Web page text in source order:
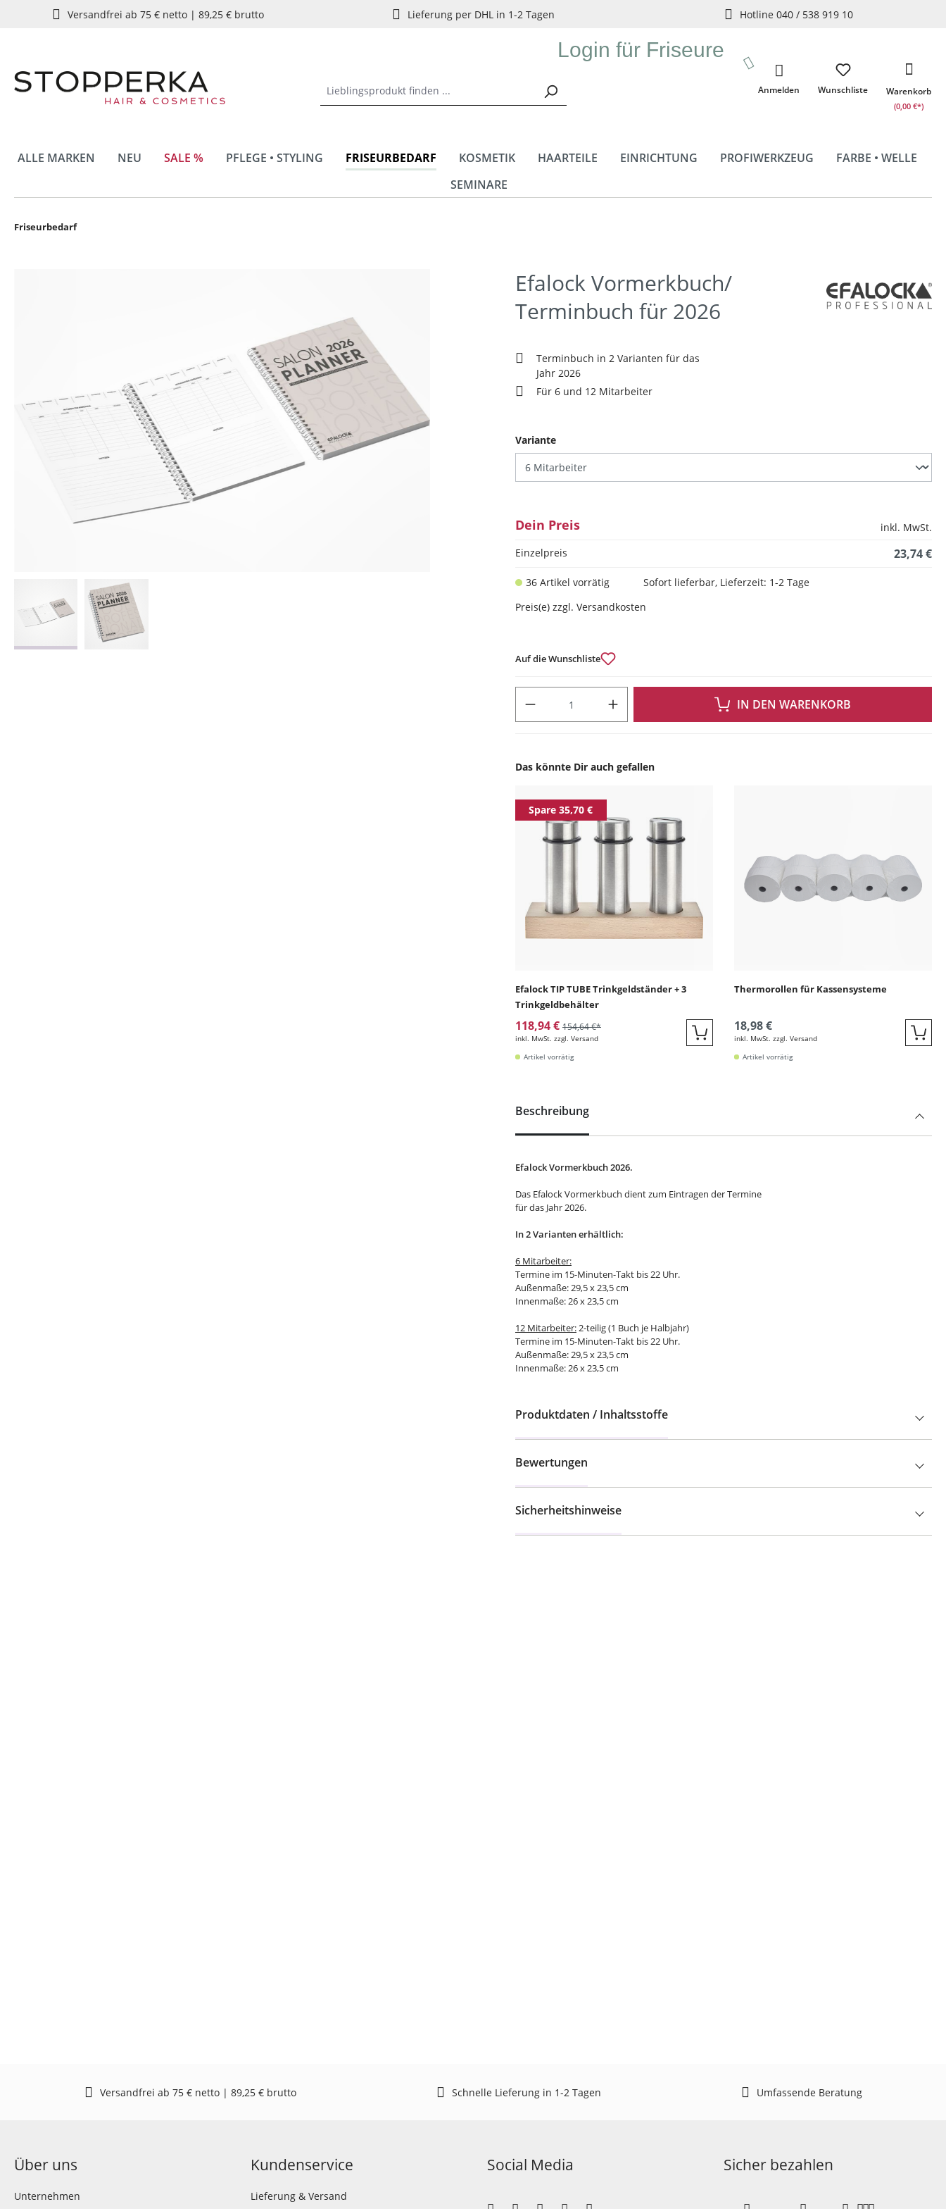
Zur Hauptnavigation springen
Versandfrei ab 75 € netto | 89,25 € brutto Lieferung per DHL in 1-2 Tagen Hotline 040 / 538 919 10
Login für Friseure
Wunschliste
Anmelden Warenkorb
(0,00 €*)
ALLE MARKEN NEU SALE % PFLEGE • STYLING FRISEURBEDARF KOSMETIK HAARTEILE EINRICHTUNG PROFIWERKZEUG
FARBE • WELLE
SEMINARE
Friseurbedarf
Efalock Vormerkbuch/
Terminbuch für 2026
Terminbuch in 2 Varianten für das
Jahr 2026
Für 6 und 12 Mitarbeiter
Varianteauswählen
Dein Preis
inkl. MwSt.
Einzelpreis
23,74 €
36 Artikel vorrätig
Sofort lieferbar, Lieferzeit: 1-2 Tage
Preis(e) zzgl. Versandkosten
Auf die Wunschliste
IN DEN WARENKORB
Das könnte Dir auch gefallen
Spare 35,70 €
Efalock TIP TUBE Trinkgeldständer + 3
Trinkgeldbehälter
118,94 € 154,64 €*
inkl. MwSt. zzgl. Versand Quickbuy
Artikel vorrätig
Thermorollen für Kassensysteme
18,98 €
inkl. MwSt. zzgl. Versand
Artikel vorrätig
Beschreibung
Efalock Vormerkbuch 2026.
Das Efalock Vormerkbuch dient zum Eintragen der Termine
für das Jahr 2026.
In 2 Varianten erhältlich:
6 Mitarbeiter:
Termine im 15-Minuten-Takt bis 22 Uhr.
Außenmaße: 29,5 x 23,5 cm
Innenmaße: 26 x 23,5 cm
12 Mitarbeiter:2-teilig (1 Buch je Halbjahr)
Termine im 15-Minuten-Takt bis 22 Uhr.
Außenmaße: 29,5 x 23,5 cm
Innenmaße: 26 x 23,5 cm
Produktdaten / Inhaltsstoffe
Bewertungen
Sicherheitshinweise
Versandfrei ab 75 € netto | 89,25 € brutto Schnelle Lieferung in 1-2 Tagen Umfassende Beratung
Über uns
Unternehmen
Kundenservice
Lieferung & Versand
Social Media Sicher bezahlen